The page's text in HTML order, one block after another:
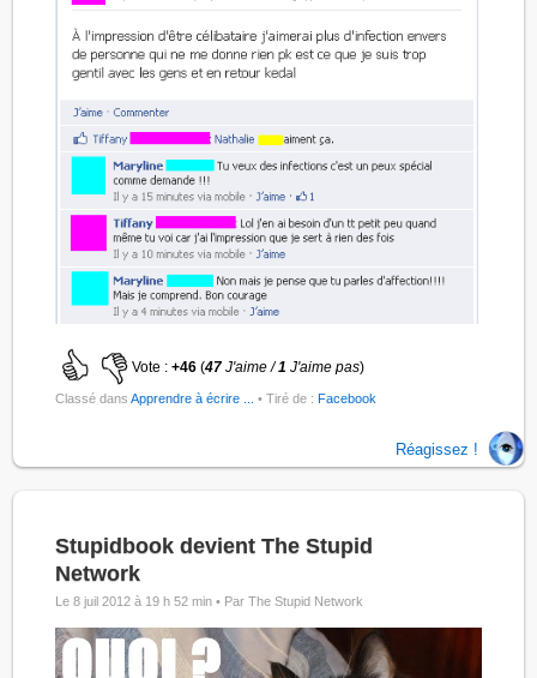
Vote :+46 (47J'aime /1 J'aime pas)
Classé dansApprendre à écrire ... • Tiré de :Facebook
Réagissez !
Stupidbook devient The Stupid
Network
Le 8 juil 2012 à 19 h 52 min • Par The Stupid Network